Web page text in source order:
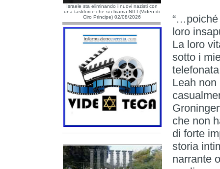
Israele sta eliminando i nuovi nazisti con
una taskforce che si chiama NILI (Video di
Ciro Principe) 02/08/2026
“…poiché
loro
La loro
sotto i
Leah
che non
di forte
storia
narrante